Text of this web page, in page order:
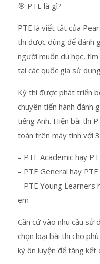
🎯 PTE là gì?
PTE là viết tắt của
thi được dùng để đánh
người muốn du học,
tại các quốc gia sử
Kỳ thi được phát triển
chuyên tiến hành đánh
tiếng Anh. Hiện bài thi
toàn trên máy tính với
– PTE Academic hay
– PTE General hay
– PTE Young Learners
em
Căn cứ vào nhu cầu sử
chọn loại bài thi cho
ký ôn luyện để tăng kết